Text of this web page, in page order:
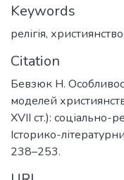
Keywords
релігія, християнство,
Citation
Бевзюк Н.
моделей
XVII ст.): соціально-
Історико-
238–253.